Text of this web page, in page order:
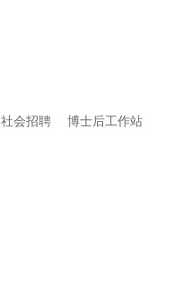
社会招聘
博士后工作站